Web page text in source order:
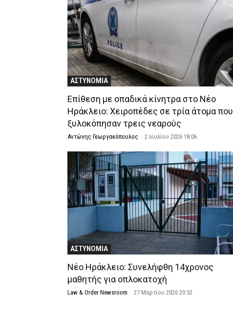
ΑΣΤΥΝΟΜΙΑ
Επίθεση με οπαδικά κίνητρα στο Νέο
Ηράκλειο: Χειροπέδες σε τρία άτομα που
ξυλοκόπησαν τρεις νεαρούς
Αντώνης Γεωργακόπουλος - 2 Ιουλίου 2026 18:06
ΑΣΤΥΝΟΜΙΑ
Νέο Ηράκλειο: Συνελήφθη 14χρονος
μαθητής για οπλοκατοχή
Law & Order Newsroom - 27 Μαρτίου 2026 20:52